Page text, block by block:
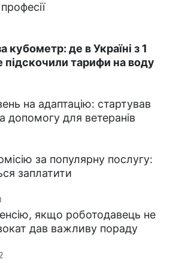
кубометр: де в Україні з 1
підскочили тарифи на воду
на адаптацію: стартував
допомогу для ветеранів
за популярну послугу:
заплатити
якщо роботодавець не
дав важливу пораду